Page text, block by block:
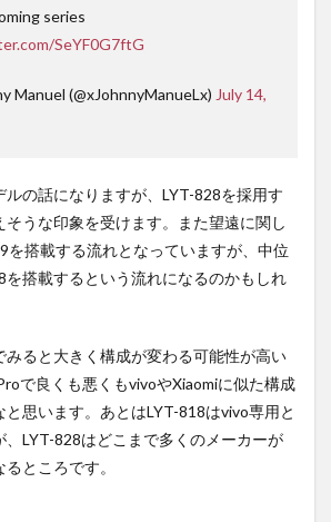
series
SeYF0G7ftG
Manuel (@xJohnnyManueLx) July 14,
ルの話になりますが、LYT-828を採用す
そうな印象を受けます。また望遠に関し
を搭載する流れとなっていますが、中位
を搭載するという流れになるのかもしれ
みると大きく構成が変わる可能性が高い
で良くも悪くもvivoやXiaomiに似た構成
思います。あとはLYT-818はvivo専用と
、LYT-828はどこまで多くのメーカーが
ところです。